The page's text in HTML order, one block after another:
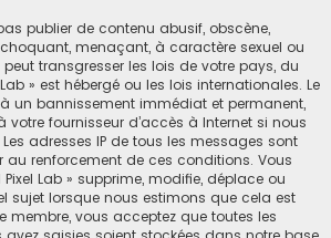
publier de contenu abusif, obscène,
menaçant, à caractère sexuel ou
transgresser les lois de votre pays, du
» est hébergé ou les lois internationales. Le
un bannissement immédiat et permanent,
fournisseur d’accès à Internet si nous
adresses IP de tous les messages sont
au renforcement de ces conditions. Vous
Lab » supprime, modifie, déplace ou
sujet lorsque nous estimons que cela est
membre, vous acceptez que toutes les